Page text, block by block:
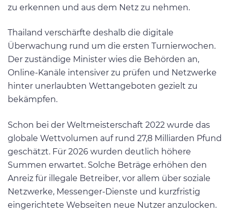
zu erkennen und aus dem Netz zu nehmen.
Thailand verschärfte deshalb die digitale
Überwachung rund um die ersten Turnierwochen.
Der zuständige Minister wies die Behörden an,
Online-Kanäle intensiver zu prüfen und Netzwerke
hinter unerlaubten Wettangeboten gezielt zu
bekämpfen.
Schon bei der Weltmeisterschaft 2022 wurde das
globale Wettvolumen auf rund 27,8 Milliarden Pfund
geschätzt. Für 2026 wurden deutlich höhere
Summen erwartet. Solche Beträge erhöhen den
Anreiz für illegale Betreiber, vor allem über soziale
Netzwerke, Messenger-Dienste und kurzfristig
eingerichtete Webseiten neue Nutzer anzulocken.